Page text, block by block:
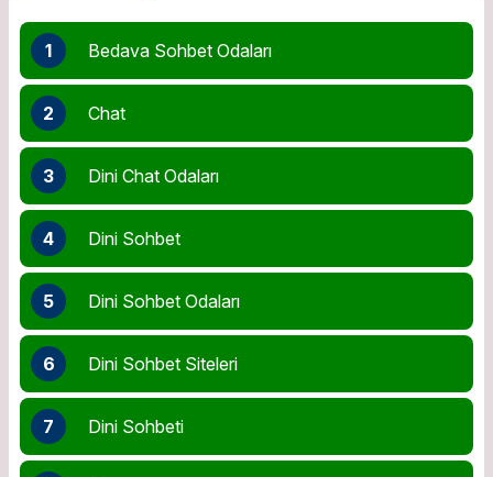
1 Bedava Sohbet Odaları
2 Chat
3 Dini Chat Odaları
4 Dini Sohbet
5 Dini Sohbet Odaları
6 Dini Sohbet Siteleri
7 Dini Sohbeti